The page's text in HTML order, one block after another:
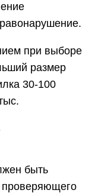
при выборе
размер
30-100
быть